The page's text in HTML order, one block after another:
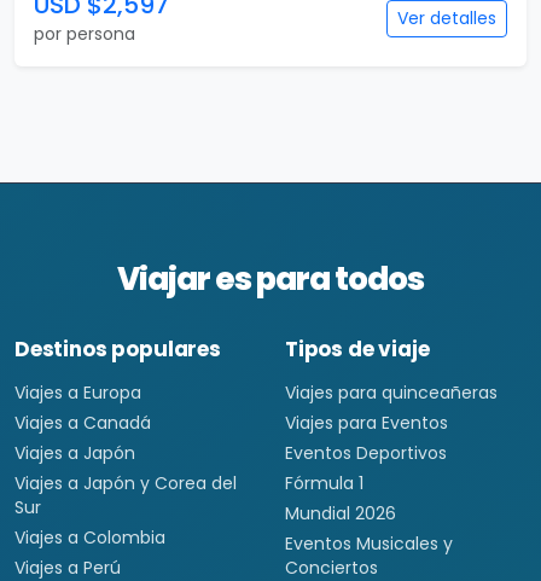
por persona
Ver detalles
Viajar es para todos
Destinos populares
Viajes a Europa
Viajes a Canadá
Viajes a Japón
Viajes a Japón y Corea del
Sur
Viajes a Colombia
Viajes a Perú
Tipos de viaje
Viajes para quinceañeras
Viajes para Eventos
Eventos Deportivos
Fórmula 1
Mundial 2026
Eventos Musicales y
Conciertos